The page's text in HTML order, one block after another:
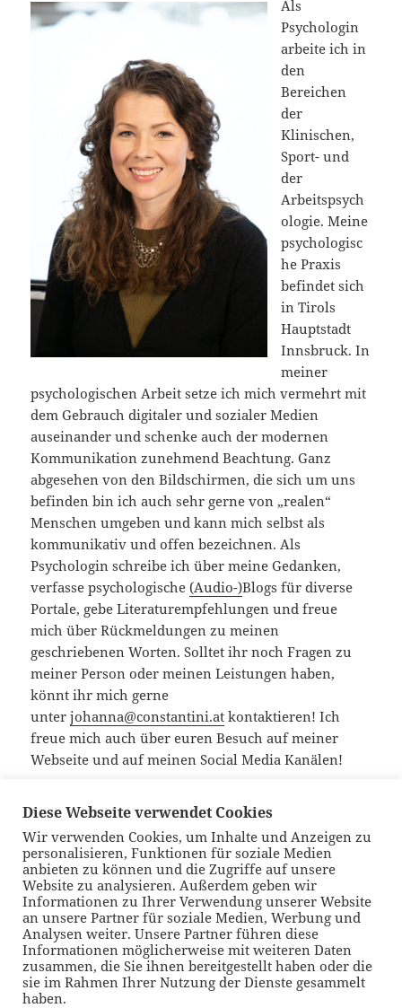
Als
Psychologin
arbeite ich in
den
Bereichen
der
Klinischen,
Sport- und
der
Arbeitspsych
ologie. Meine
psychologisc
he Praxis
befindet sich
in Tirols
Hauptstadt
Innsbruck. In
meiner
psychologischen Arbeit setze ich mich vermehrt mit
dem Gebrauch digitaler und sozialer Medien
auseinander und schenke auch der modernen
Kommunikation zunehmend Beachtung. Ganz
abgesehen von den Bildschirmen, die sich um uns
befinden bin ich auch sehr gerne von „realen“
Menschen umgeben und kann mich selbst als
kommunikativ und offen bezeichnen. Als
Psychologin schreibe ich über meine Gedanken,
verfasse psychologische(Audio-)Blogs für diverse
Portale, gebe Literaturempfehlungen und freue
mich über Rückmeldungen zu meinen
geschriebenen Worten. Solltet ihr noch Fragen zu
meiner Person oder meinen Leistungen haben,
könnt ihr mich gerne
unterjohanna@constantini.at kontaktieren! Ich
freue mich auch über euren Besuch auf meiner
Webseite und auf meinen Social Media Kanälen!
am
Beitragsnavigation
VORHERIGER
Vorheriger
Beitrag:
Abseits Teil II – eine Geschichte geht
weiter
NÄCHSTER
Nächster
Beitrag:
Im ORF Tirol Podcast zum Thema
Arbeitswelt 2.0
Diese Webseite verwendet Cookies
Wir verwenden Cookies, um Inhalte und Anzeigen zu
personalisieren, Funktionen für soziale Medien
anbieten zu können und die Zugriffe auf unsere
Website zu analysieren. Außerdem geben wir
Informationen zu Ihrer Verwendung unserer Website
an unsere Partner für soziale Medien, Werbung und
Analysen weiter. Unsere Partner führen diese
Informationen möglicherweise mit weiteren Daten
zusammen, die Sie ihnen bereitgestellt haben oder die
sie im Rahmen Ihrer Nutzung der Dienste gesammelt
haben.